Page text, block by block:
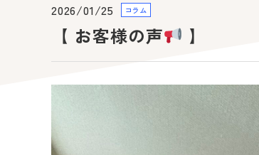
お悩み別メニュー
美姿勢・身体の引き締め
2026/01/25 コラム
【 お客様の声 】